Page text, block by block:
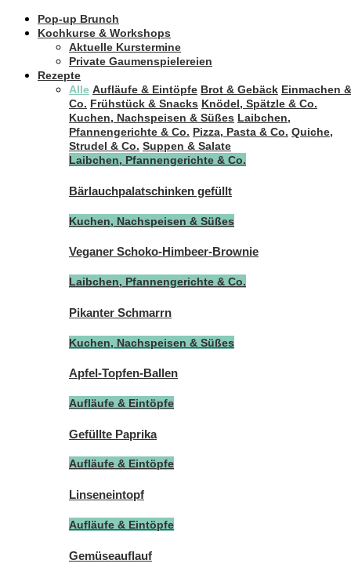
Pop-up Brunch
Kochkurse & Workshops
Aktuelle Kurstermine
Private Gaumenspielereien
Rezepte
Alle Aufläufe & Eintöpfe Brot & Gebäck Einmachen &
Co. Frühstück & Snacks Knödel, Spätzle & Co.
Kuchen, Nachspeisen & Süßes Laibchen,
Pfannengerichte & Co. Pizza, Pasta & Co. Quiche,
Strudel & Co. Suppen & Salate
Laibchen, Pfannengerichte & Co.
Bärlauchpalatschinken gefüllt
Kuchen, Nachspeisen & Süßes
Veganer Schoko-Himbeer-Brownie
Laibchen, Pfannengerichte & Co.
Pikanter Schmarrn
Kuchen, Nachspeisen & Süßes
Apfel-Topfen-Ballen
Aufläufe & Eintöpfe
Gefüllte Paprika
Aufläufe & Eintöpfe
Linseneintopf
Aufläufe & Eintöpfe
Gemüseauflauf